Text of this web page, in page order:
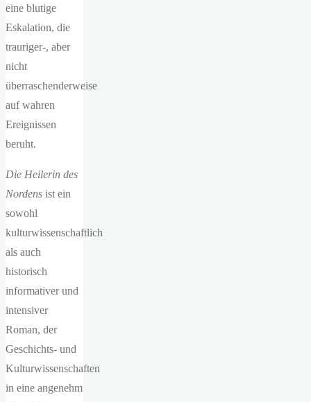
eine blutige
Eskalation, die
trauriger-, aber
nicht
überraschenderweise
auf wahren
Ereignissen
beruht.
Die Heilerin des
Nordens ist ein
sowohl
kulturwissenschaftlich
als auch
historisch
informativer und
intensiver
Roman, der
Geschichts- und
Kulturwissenschaften
in eine angenehm